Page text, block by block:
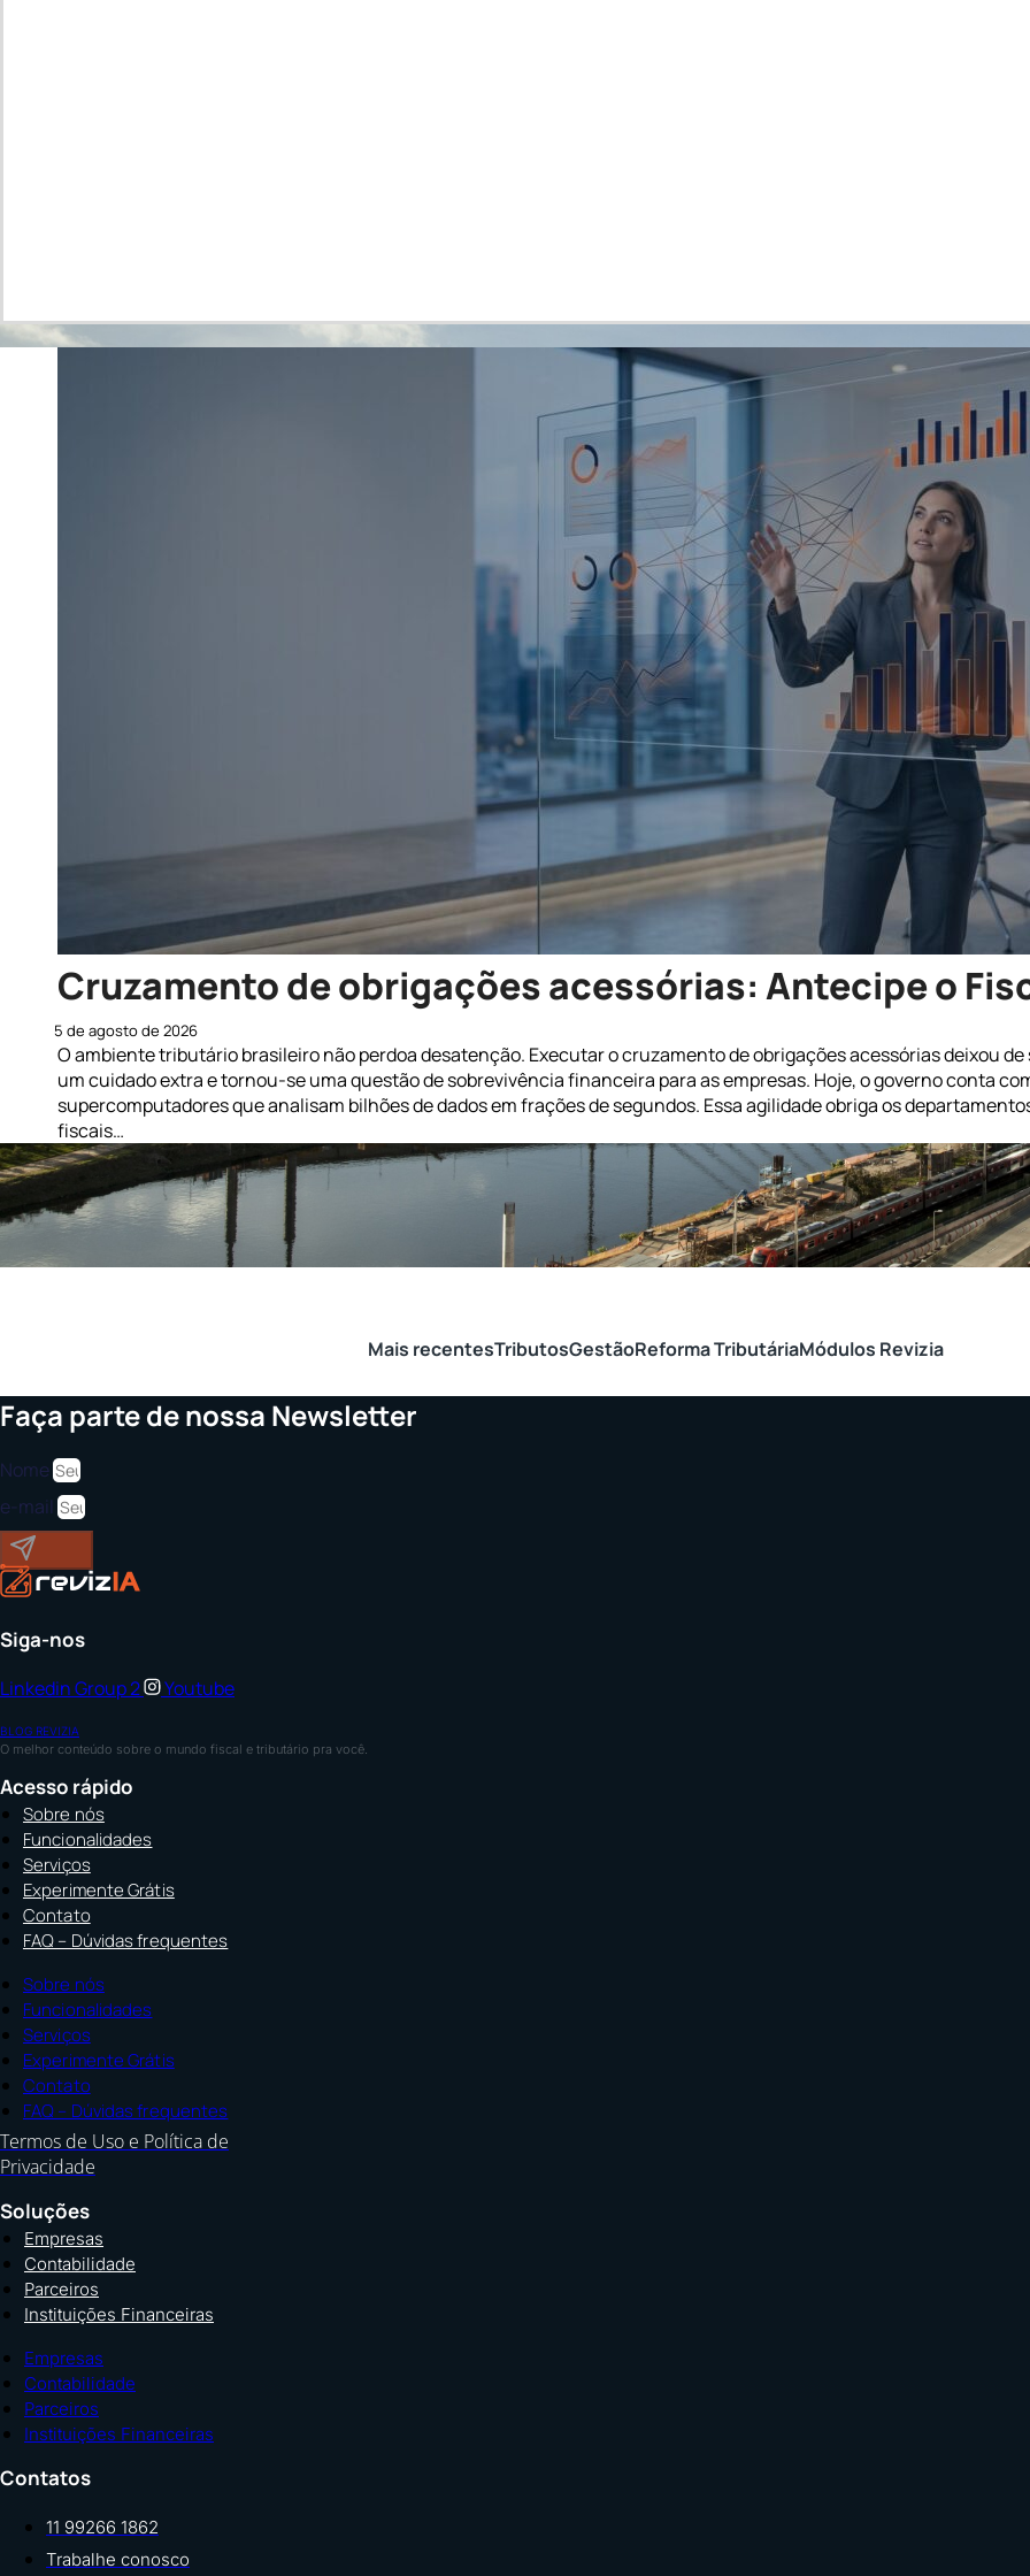
Cruzamento de obrigações acessórias: Antecipe o
5 de agosto de 2026
O ambiente tributário brasileiro não perdoa desatenção. Executar o cruzamento de obrigações acessórias deixou de
um cuidado extra e tornou-se uma questão de sobrevivência financeira para as empresas. Hoje, o governo conta
supercomputadores que analisam bilhões de dados em frações de segundos. Essa agilidade obriga os
fiscais…
Mais recentesTributosGestãoReforma TributáriaMódulos Revizia
Faça parte de nossa Newsletter
Nome
e-mail
Siga-nos
LinkedinGroup 2 Youtube
BLOG REVIZIA
O melhor conteúdo sobre o mundo fiscal e tributário pra você.
Acesso rápido
Sobre nós
Funcionalidades
Serviços
Experimente Grátis
Contato
FAQ – Dúvidas frequentes
Sobre nós
Funcionalidades
Serviços
Experimente Grátis
Contato
FAQ – Dúvidas frequentes
Termos de Uso e Política de
Privacidade
Soluções
Empresas
Contabilidade
Parceiros
Instituições Financeiras
Empresas
Contabilidade
Parceiros
Instituições Financeiras
Contatos
11 99266 1862
Trabalhe conosco